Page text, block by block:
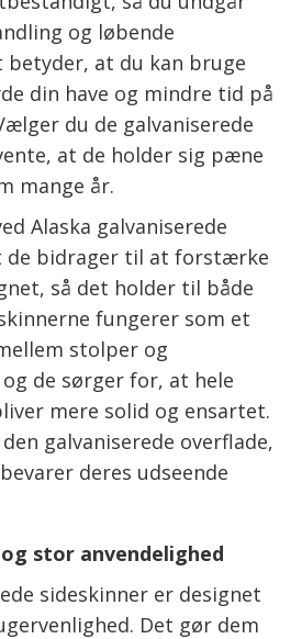
og løbende
betyder, at du kan bruge
din have og mindre tid på
du de galvaniserede
at de holder sig pæne
mange år.
Alaska galvaniserede
de bidrager til at forstærke
så det holder til både
fungerer som et
stolper og
de sørger for, at hele
mere solid og ensartet.
galvaniserede overflade,
deres udseende
stor anvendelighed
sideskinner er designet
Det gør dem